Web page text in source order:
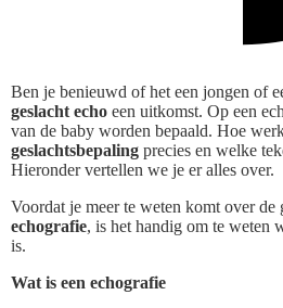
Ben je benieuwd of het een jongen of
geslacht echo een uitkomst. Op een
van de baby worden bepaald. Hoe
geslachtsbepaling precies en welke
Hieronder vertellen we je er alles over.
Voordat je meer te weten komt over de
echografie, is het handig om te weten
is.
Wat is een echografie